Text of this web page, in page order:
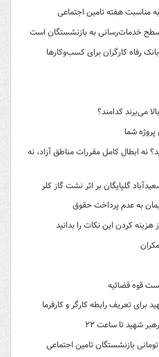
مناسبت هفته تامین اجتماعی
سطح خدمات‌رسانی به بازنشستگان است
رفاه کارگران برای کسب‌وکارها
می‌برند کدامند؟
شما
نه ابطال کامل مقررات مناطق آزاد، نه
به عدم پرداخت حقوق
کردن این نکات را بدانید
قوه‌ قضائیه
برای تعریف رابطه کارگر و کارفرما
شهید تا ساعت ۲۲